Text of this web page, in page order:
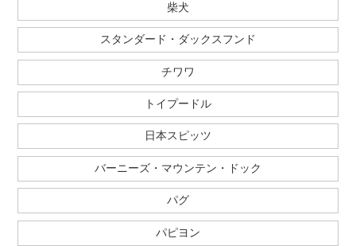
柴犬
スタンダード・ダックスフンド
チワワ
トイプードル
日本スピッツ
バーニーズ・マウンテン・ドック
パグ
パピヨン